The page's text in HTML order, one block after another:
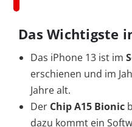
Das Wichtigste
Das iPhone 13 ist im
erschienen und im
Jahre alt.
Der ChipA15 Bionic
dazu kommt ein